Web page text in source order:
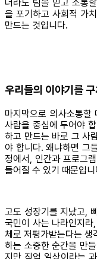
더라도 팀을 믿고 소통
을 포기하고 사회적 가
만드는 것입니다.
우리들의 이야기를 구
마지막으로 의사소통
사람을 중심에 두어야
하고 만드는 바로 그 사
야 합니다. 왜냐하면 그
정에서, 인간과 프로그
들어질 수 있기 때문입니
고도 성장기를 지났고,
국민이 사는 나라인지
체로 저평가받는다는 생
하는 소중한 순간을 만